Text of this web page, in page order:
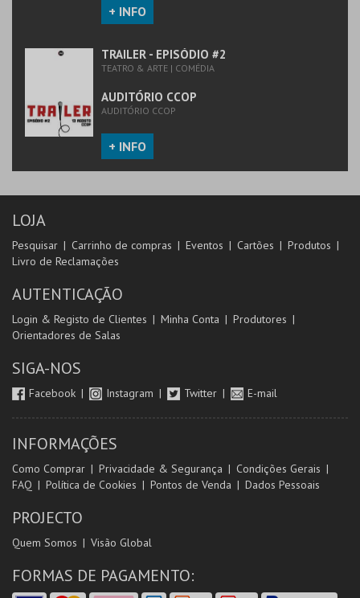
+ INFO
TRAILER - EPISÓDIO #2
TEATRO & ARTE | COMÉDIA
AUDITÓRIO CCOP
AUDITÓRIO CCOP
+ INFO
LOJA
Pesquisar Carrinho de compras Eventos Cartões
Produtos
Livro de Reclamações
AUTENTICAÇÃO
Login & Registo de Clientes Minha Conta
Produtores
Orientadores de Salas
SIGA-NOS
Facebook Instagram Twitter E-mail
INFORMAÇÕES
Como Comprar Privacidade & Segurança
Condições Gerais
FAQ
Política de Cookies Pontos de Venda Dados Pessoais
PROJECTO
Quem Somos Visão Global
FORMAS DE PAGAMENTO: